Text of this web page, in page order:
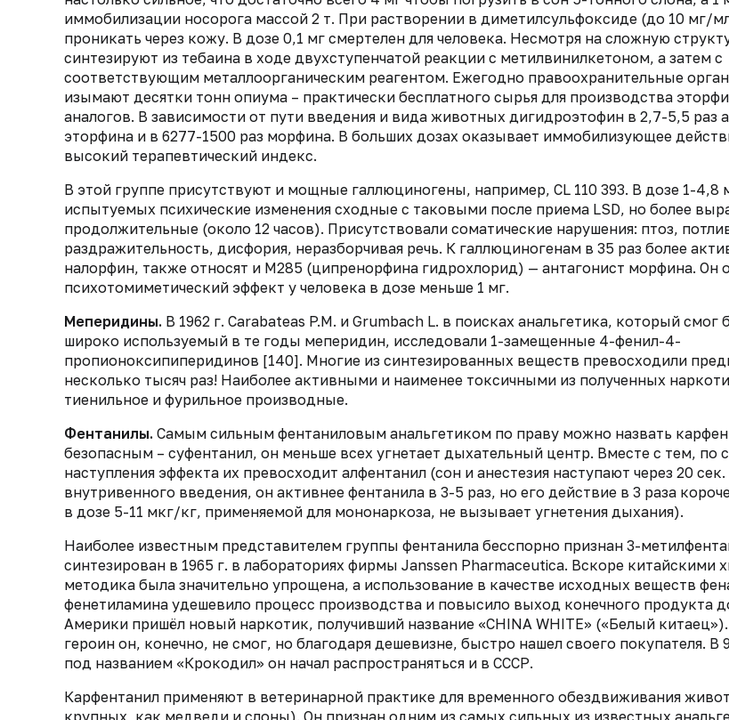
иммобилизации носорога массой 2 т. При растворении в диметилсульфоксиде (до 10 мг/
проникать через кожу. В дозе 0,1 мг смертелен для человека. Несмотря на сложную
синтезируют из тебаина в ходе двухступенчатой реакции с метилвинилкетоном, а затем с
соответствующим металлоорганическим реагентом. Ежегодно правоохранительные
изымают десятки тонн опиума – практически бесплатного сырья для производства
аналогов. В зависимости от пути введения и вида животных дигидроэтофин в 2,7-5,5 раз
эторфина и в 6277-1500 раз морфина. В больших дозах оказывает иммобилизующее
высокий терапевтический индекс.
В этой группе присутствуют и мощные галлюциногены, например, CL 110 393. В дозе 1-4,8
испытуемых психические изменения сходные с таковыми после приема LSD, но более
продолжительные (около 12 часов). Присутствовали соматические нарушения: птоз,
раздражительность, дисфория, неразборчивая речь. К галлюциногенам в 35 раз более
налорфин, также относят и M285 (ципренорфина гидрохлорид) — антагонист морфина. Он
психотомиметический эффект у человека в дозе меньше 1 мг.
Меперидины. В 1962 г. Carabateas P.M. и Grumbach L. в поисках анальгетика, который смог
широко используемый в те годы меперидин, исследовали 1-замещенные 4-фенил-4-
пропионоксипиперидинов [140]. Многие из синтезированных веществ превосходили
несколько тысяч раз! Наиболее активными и наименее токсичными из полученных
тиенильное и фурильное производные.
Фентанилы. Cамым сильным фентаниловым анальгетиком по праву можно назвать
безопасным – суфентанил, он меньше всех угнетает дыхательный центр. Вместе с тем, по
наступления эффекта их превосходит алфентанил (сон и анестезия наступают через 20
внутривенного введения, он активнее фентанила в 3-5 раз, но его действие в 3 раза
в дозе 5-11 мкг/кг, применяемой для мононаркоза, не вызывает угнетения дыхания).
Наиболее известным представителем группы фентанила бесспорно признан 3-
cинтезирован в 1965 г. в лабораториях фирмы Janssen Pharmaceutica. Вскоре китайскими
методика была значительно упрощена, а использование в качестве исходных веществ
фенетиламина удешевило процесс производства и повысило выход конечного продукта
Америки пришёл новый наркотик, получивший название «CHINA WHITE» («Белый
героин он, конечно, не смог, но благодаря дешевизне, быстро нашел своего покупателя. В
под названием «Крокодил» он начал распространяться и в СССР.
Карфентанил применяют в ветеринарной практике для временного обездвиживания
крупных, как медведи и слоны). Он признан одним из самых сильных из известных